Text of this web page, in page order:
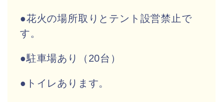
●花火の場所取りとテント設営禁止で
す。
●駐車場あり（20台）
●トイレあります。